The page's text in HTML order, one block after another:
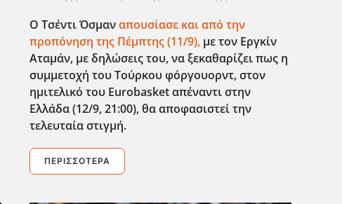
Ο Τσέντι Όσμαναπουσίασε και από την
προπόνηση της Πέμπτης (11/9),με τον Εργκίν
Αταμάν, με δηλώσεις του, να ξεκαθαρίζει πως η
συμμετοχή του Τούρκου φόργουορντ, στον
ημιτελικό του Eurobasketαπέναντι στην
Ελλάδα (12/9, 21:00), θα αποφασιστεί την
τελευταία στιγμή.
ΠΕΡΙΣΣΌΤΕΡΑ